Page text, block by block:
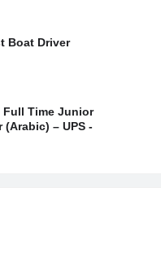
Boat Driver
Full Time Junior
(Arabic) – UPS -